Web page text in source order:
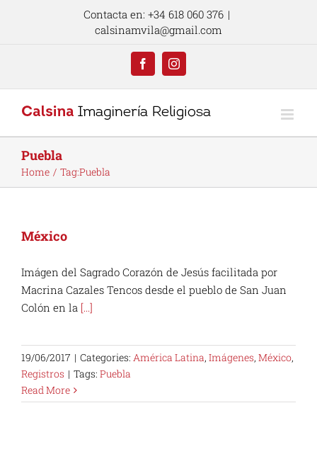
Contacta en: +34 618 060 376 |
calsinamvila@gmail.com
FacebookInstagram
Puebla
Home Tag:Puebla
México
Imágen del Sagrado Corazón de Jesús facilitada por
Macrina Cazales Tencos desde el pueblo de San Juan
Colón en la [...]
19/06/2017 | Categories: América Latina, Imágenes, México,
Registros | Tags: Puebla
Read More